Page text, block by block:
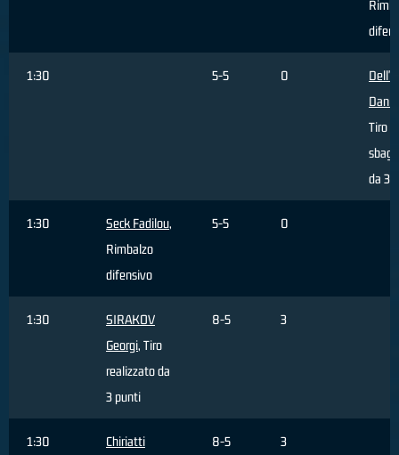
1:30 5-5 0
Tiro
da 3
1:30 Seck Fadilou,
Rimbalzo
difensivo
5-5 0
1:30
SIRAKOV
Georgi, Tiro
realizzato da
3 punti
8-5 3
1:30
Chiriatti
8-5 3